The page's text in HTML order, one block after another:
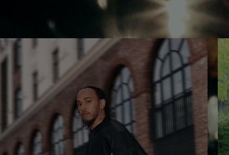
PAUSE,
VEUILLEZ
APPUYER
SUR
POUR
LA
LIRE
VIDÉO
EST
DÉSACTIVÉ.
VEUILLEZ
CLIQUER
POUR
RÉACTIVER
LE
Récits de voyage en quête de sens